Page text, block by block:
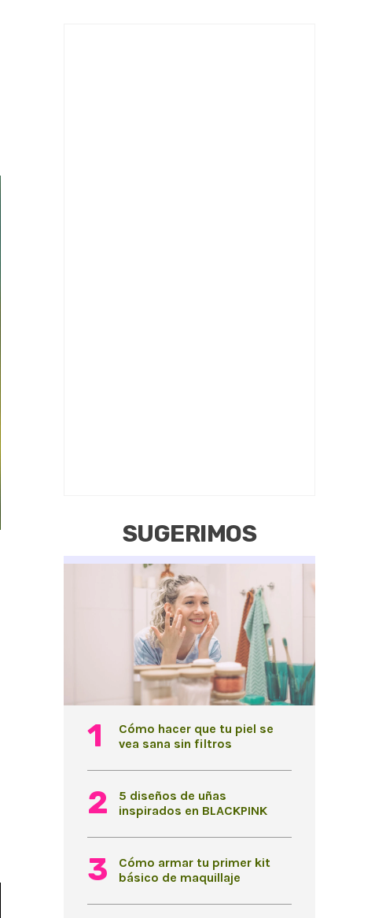
SUGERIMOS
Cómo hacer que tu piel se
vea sana sin filtros
5 diseños de uñas
inspirados en BLACKPINK
Cómo armar tu primer kit
básico de maquillaje